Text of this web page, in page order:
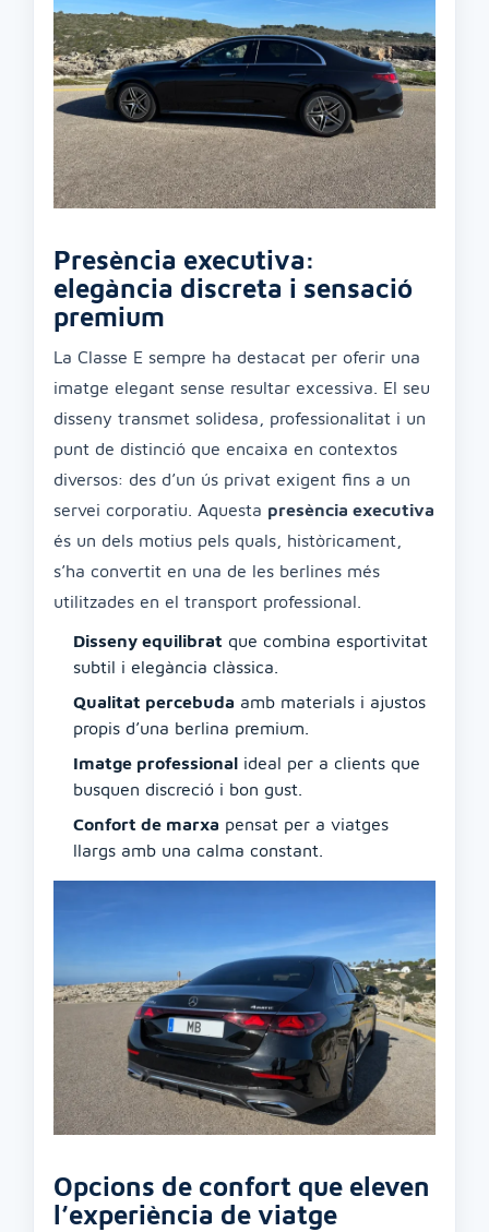
Presència executiva:
elegància discreta i sensació
premium
La Classe E sempre ha destacat per oferir una
imatge elegant sense resultar excessiva. El seu
disseny transmet solidesa, professionalitat i un
punt de distinció que encaixa en contextos
diversos: des d’un ús privat exigent fins a un
servei corporatiu. Aquesta presència executiva
és un dels motius pels quals, històricament,
s’ha convertit en una de les berlines més
utilitzades en el transport professional.
Disseny equilibrat que combina esportivitat
subtil i elegància clàssica.
Qualitat percebuda amb materials i ajustos
propis d’una berlina premium.
Imatge professional ideal per a clients que
busquen discreció i bon gust.
Confort de marxa pensat per a viatges
llargs amb una calma constant.
Opcions de confort que eleven
l’experiència de viatge